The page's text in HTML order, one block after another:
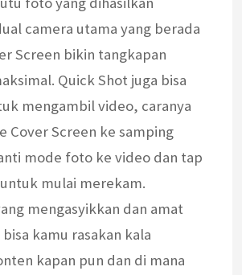
camera utama yang berada
Screen bikin tangkapan
Quick Shot juga bisa
mengambil video, caranya
Cover Screen ke samping
mode foto ke video dan tap
mulai merekam.
mengasyikkan dan amat
kamu rasakan kala
kapan pun dan di mana